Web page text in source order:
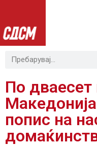
По дваесет
попис на